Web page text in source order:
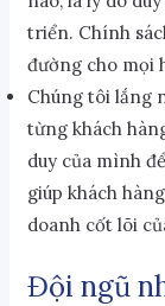
triển. Chính
đường cho mọi
Chúng tôi lắng
từng khách
duy của mình
giúp khách
doanh cốt lõi
Đội ngũ